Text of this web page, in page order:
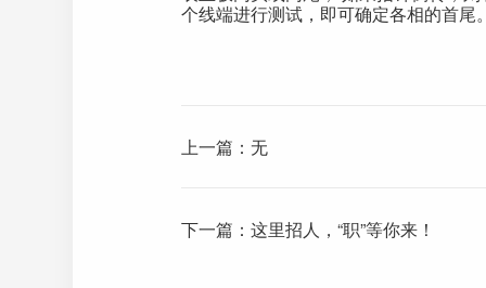
个线端进行测试，即可确定各相的首尾
上一篇：无
下一篇：这里招人，“职”等你来！